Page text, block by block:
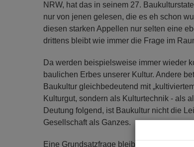
NRW, hat das in seinem 27.
nur von jenen gelesen, die es eh schon
diesen starken Appellen nur selten eine
drittens bleibt wie immer die Frage im
Da werden beispielsweise immer wieder
baulichen Erbes unserer Kultur. Andere
Baukultur gleichbedeutend mit
Kulturgut, sondern als Kulturtechnik - als
Deutung folgend, ist Baukultur nicht die
Gesellschaft als Ganzes.
Eine Grundsatzfrage bleibt: Erzählen